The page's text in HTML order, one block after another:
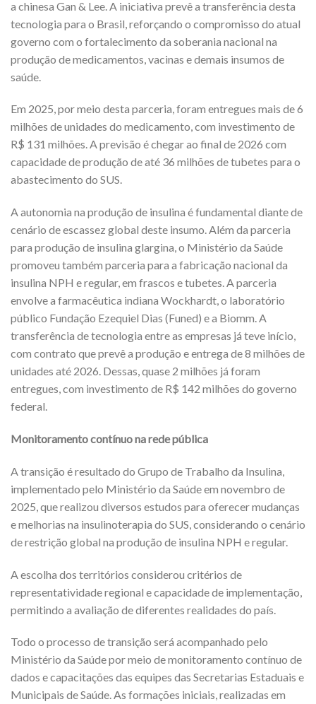
a chinesa Gan & Lee. A iniciativa prevê a transferência desta
tecnologia para o Brasil, reforçando o compromisso do atual
governo com o fortalecimento da soberania nacional na
produção de medicamentos, vacinas e demais insumos de
saúde.
Em 2025, por meio desta parceria, foram entregues mais de 6
milhões de unidades do medicamento, com investimento de
R$ 131 milhões. A previsão é chegar ao final de 2026 com
capacidade de produção de até 36 milhões de tubetes para o
abastecimento do SUS.
A autonomia na produção de insulina é fundamental diante de
cenário de escassez global deste insumo. Além da parceria
para produção de insulina glargina, o Ministério da Saúde
promoveu também parceria para a fabricação nacional da
insulina NPH e regular, em frascos e tubetes. A parceria
envolve a farmacêutica indiana Wockhardt, o laboratório
público Fundação Ezequiel Dias (Funed) e a Biomm. A
transferência de tecnologia entre as empresas já teve início,
com contrato que prevê a produção e entrega de 8 milhões de
unidades até 2026. Dessas, quase 2 milhões já foram
entregues, com investimento de R$ 142 milhões do governo
federal.
Monitoramento contínuo na rede pública
A transição é resultado do Grupo de Trabalho da Insulina,
implementado pelo Ministério da Saúde em novembro de
2025, que realizou diversos estudos para oferecer mudanças
e melhorias na insulinoterapia do SUS, considerando o cenário
de restrição global na produção de insulina NPH e regular.
A escolha dos territórios considerou critérios de
representatividade regional e capacidade de implementação,
permitindo a avaliação de diferentes realidades do país.
Todo o processo de transição será acompanhado pelo
Ministério da Saúde por meio de monitoramento contínuo de
dados e capacitações das equipes das Secretarias Estaduais e
Municipais de Saúde. As formações iniciais, realizadas em